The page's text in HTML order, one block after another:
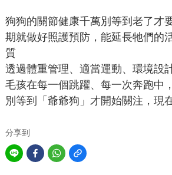
狗狗的關節健康千萬別等到老了才
期就做好照護預防，能延長牠們的
質
透過體重管理、適當運動、環境設
毛孩在每一個跳躍、每一次奔跑中
別等到「爺爺狗」才開始關注，現
分享到